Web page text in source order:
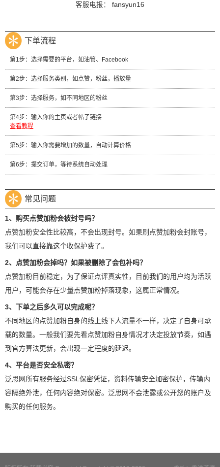
客服电报： fansyun16
下单流程
第1步：选择需要的平台，如油管、Facebook
第2步：选择服务类别，如点赞，粉丝，播放量
第3步：选择服务，如不同地区的粉丝
第4步：输入你的主页或者帖子链接
查看教程
第5步：输入你需要增加的数量，自动计算价格
第6步：提交订单，等待系统自动处理
常见问题
1、购买点赞加粉会被封号吗？
点赞加粉安全性比较高，不会出现封号。如果刷点赞加粉会封账号，
我们可以直接靠这个收保护费了。
2、点赞加粉会掉吗？如果被删除了会包补吗？
点赞加粉目前稳定，为了保证点评真实性，目前我们的用户均为活跃
用户，可能会存在少量点赞加粉掉落现象，这属正常情况。
3、下单之后多久可以完成呢？
不同地区的点赞加粉自身的线上线下人流量不一样，决定了自身可承
载的数量。一般我们要先看点赞加粉自身情况才决定投放节奏，如遇
到官方算法更新，会出现一定程度的延迟。
4、平台是否安全私密？
泛思网所有服务经过SSL保密凭证，资料传输安全加密保护，传输内
容隔绝外泄，任何内容绝对保密。泛思网不会泄露或公开您的账户及
购买的任何服务。